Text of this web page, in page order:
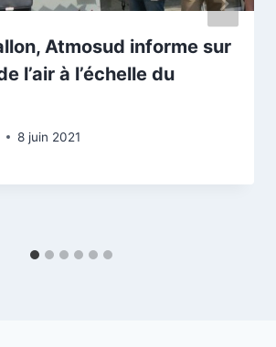
Atmosud informe sur
l’air à l’échelle du
8 juin 2021